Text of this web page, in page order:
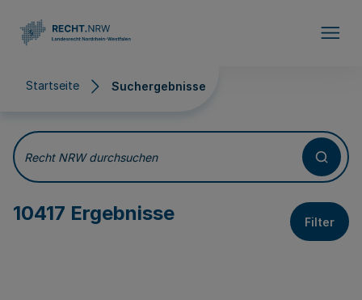
Startseite Suchergebnisse
Suchergebnisse
Recht NRW durchsuchen
10417 Ergebnisse Filter